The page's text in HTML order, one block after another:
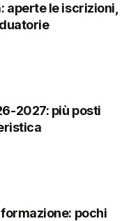
aperte le iscrizioni,
2027: più posti
pochi